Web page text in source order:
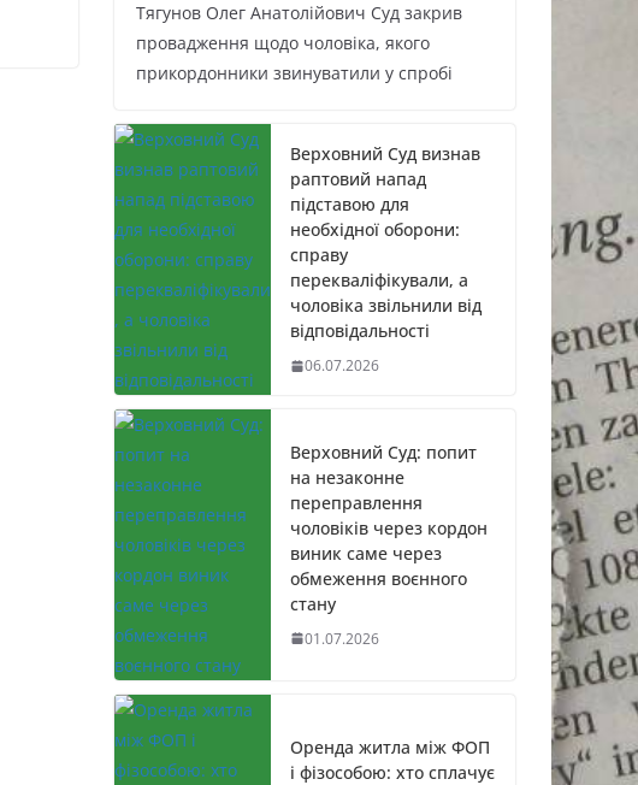
Тягунов Олег Анатолійович Суд закрив
провадження щодо чоловіка, якого
прикордонники звинуватили у спробі
Верховний Суд визнав
раптовий напад
підставою для
необхідної оборони:
справу
перекваліфікували, а
чоловіка звільнили від
відповідальності
06.07.2026
Верховний Суд: попит
на незаконне
переправлення
чоловіків через кордон
виник саме через
обмеження воєнного
стану
01.07.2026
Оренда житла між ФОП
і фізособою: хто сплачує